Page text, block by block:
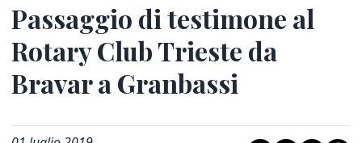
Passaggio di testimone al
Rotary Club Trieste da
Bravar a Granbassi